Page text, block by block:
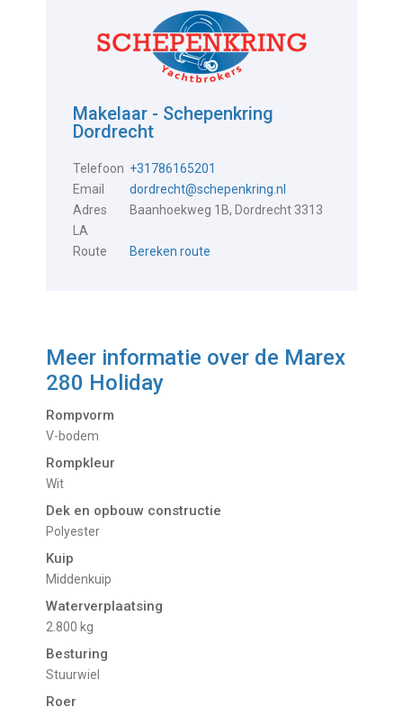
Makelaar - Schepenkring
Dordrecht
Telefoon +31786165201
Email
dordrecht@schepenkring.nl
Adres
Baanhoekweg 1B, Dordrecht 3313
LA
Route
Bereken route
Meer informatie over de Marex
280 Holiday
Rompvorm
V-bodem
Rompkleur
Wit
Dek en opbouw constructie
Polyester
Kuip
Middenkuip
Waterverplaatsing
2.800 kg
Besturing
Stuurwiel
Roer